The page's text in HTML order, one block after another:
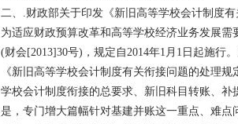
二、.财政部关于印发《新旧高等学校会计制度
为适应财政预算改革和高等学校经济业务发展需
(财会[2013]30号)，规定自2014年1月1日起施行
《新旧高等学校会计制度有关衔接问题的处理
学校会计制度衔接的总要求、新旧科目转账、
是，专门增大篇幅针对基建并账这一重点、难